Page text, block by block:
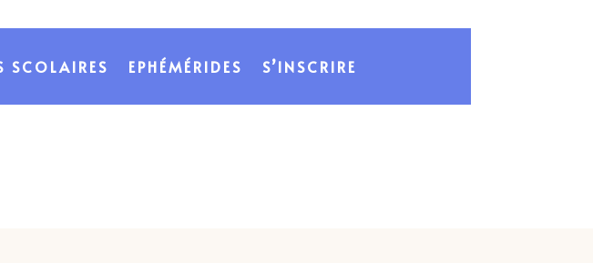
SCOLAIRES EPHÉMÉRIDES S’INSCRIRE